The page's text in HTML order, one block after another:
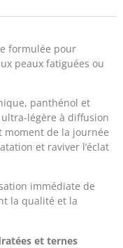
formulée pour
peaux fatiguées ou
panthénol et
légère à diffusion
moment de la journée
et raviver l’éclat
immédiate de
la qualité et la
et ternes